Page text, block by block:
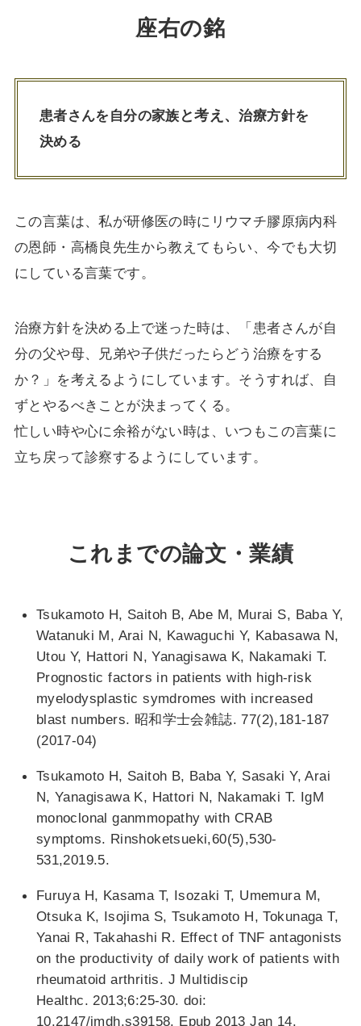
座右の銘
患者さんを自分の家族 と考え、治療方針を
決める
この言葉は、私が研修医の時にリウマチ膠原病内科
の恩師・高橋良先生から教えてもらい、今でも大切
にしている言葉です。
治療方針を決める上で迷った時は、「患者さんが自
分の父や母、兄弟や子供だったらどう治療をする
か？」を考えるようにしています。そうすれば、自
ずとやるべきことが決まってくる。
忙しい時や心に余裕がない時は、いつもこの言葉に
立ち戻って診察するようにしています。
これまでの論文・業績
Tsukamoto H, Saitoh B, Abe M, Murai S, Baba Y,
Watanuki M, Arai N, Kawaguchi Y, Kabasawa N,
Utou Y, Hattori N, Yanagisawa K, Nakamaki T.
Prognostic factors in patients with high-risk
myelodysplastic symdromes with increased
blast numbers. 昭和学士会雑誌. 77(2),181-187
(2017-04)
Tsukamoto H, Saitoh B, Baba Y, Sasaki Y, Arai
N, Yanagisawa K, Hattori N, Nakamaki T. IgM
monoclonal ganmmopathy with CRAB
symptoms. Rinshoketsueki,60(5),530-
531,2019.5.
Furuya H, Kasama T, Isozaki T, Umemura M,
Otsuka K, Isojima S, Tsukamoto H, Tokunaga T,
Yanai R, Takahashi R. Effect of TNF antagonists
on the productivity of daily work of patients with
rheumatoid arthritis. J Multidiscip
Healthc. 2013;6:25-30. doi:
10.2147/jmdh.s39158. Epub 2013 Jan 14.